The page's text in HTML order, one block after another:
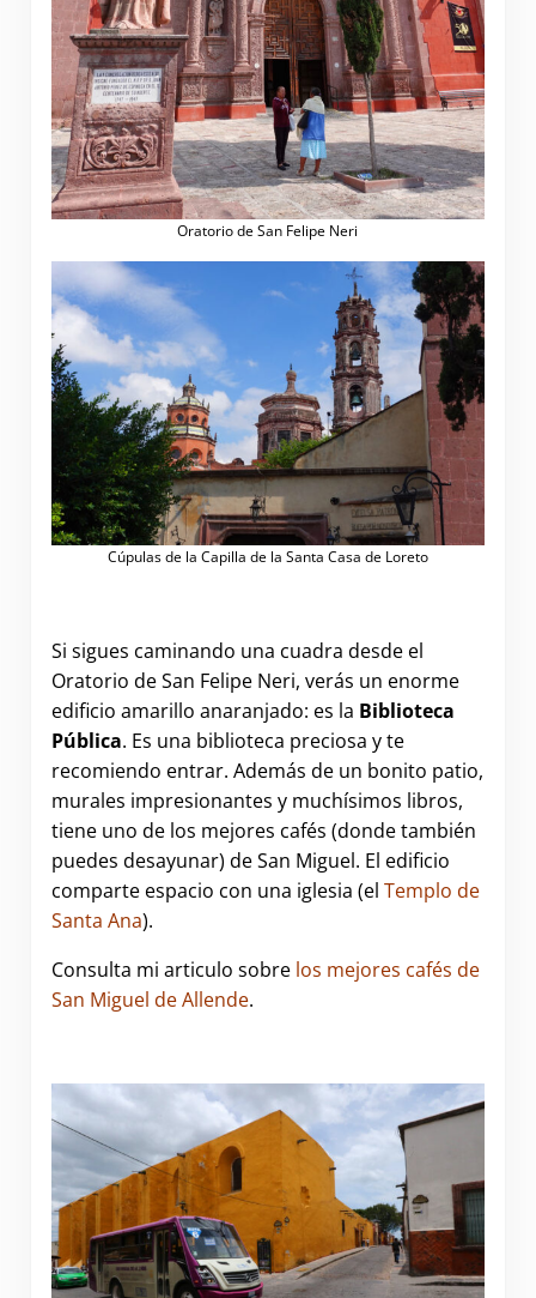
Oratorio de San Felipe Neri
Cúpulas de la Capilla de la Santa Casa de Loreto
Si sigues caminando una cuadra desde el
Oratorio de San Felipe Neri, verás un enorme
edificio amarillo anaranjado: es la Biblioteca
Pública. Es una biblioteca preciosa y te
recomiendo entrar. Además de un bonito patio,
murales impresionantes y muchísimos libros,
tiene uno de los mejores cafés (donde también
puedes desayunar) de San Miguel. El edificio
comparte espacio con una iglesia (el Templo de
Santa Ana).
Consulta mi articulo sobre los mejores cafés de
San Miguel de Allende.